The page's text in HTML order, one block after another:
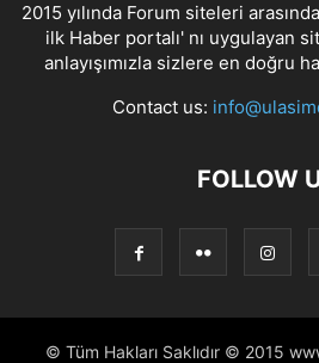
2015 yılında Forum siteleri
ilk Haber portalı' nı uygulayan
anlayışımızla sizlere en doğru
Contact us:
FOLLOW
© Tüm Hakları Saklıdır © 2015